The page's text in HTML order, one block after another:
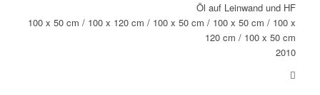
Öl auf Leinwand und HF
100 x 50 cm / 100 x 120 cm / 100 x 50 cm / 100 x 50 cm / 100 x
120 cm / 100 x 50 cm
2010